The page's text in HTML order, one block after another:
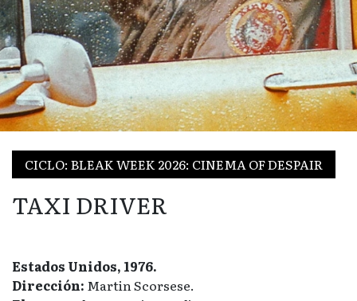
CICLO: BLEAK WEEK 2026: CINEMA OF DESPAIR
TAXI DRIVER
Estados Unidos, 1976.
Dirección: Martin Scorsese.